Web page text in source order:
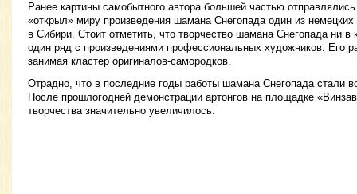
Ранее картины самобытного автора большей частью
«открыл» миру произведения шамана Снегопада один из
в Сибири. Стоит отметить, что творчество шамана Снегопада ни в
один ряд с произведениями профессиональных художников. Его
занимая кластер оригиналов-самородков.
Отрадно, что в последние годы работы шамана Снегопада стали
После прошлогодней демонстрации артонгов на площадке
творчества значительно увеличилось.